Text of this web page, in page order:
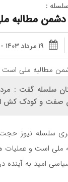
:
مطالبه
۱۹ مرداد ۱۴۰۳ - ۱۴:۳۶
سلسله گفت :
صفت و کودک کش
سلسله نیوز
است و عملیات
امید به